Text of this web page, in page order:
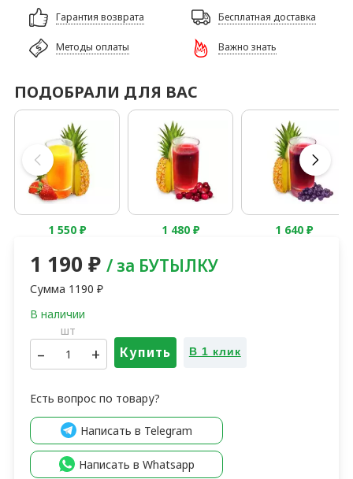
Гарантия возврата Бесплатная доставка
Методы оплаты Важно знать
ПОДОБРАЛИ ДЛЯ ВАС
1 550₽ 1 480₽ 1 640₽
1 190 ₽ / за БУТЫЛКУ
Сумма 1190 ₽
шт
– + Купить В 1 клик
Есть вопрос по товару?
Написать в Telegram
Написать в Whatsapp